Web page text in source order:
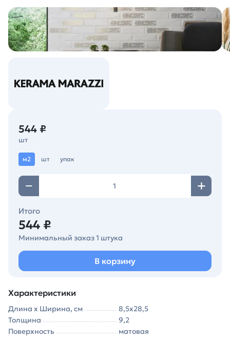
544 ₽
шт
м2 шт упак
Итого
544 ₽
Минимальный заказ 1 штука
В корзину
Характеристики
Длина х Ширина, см
8,5х28,5
Толщина
9,2
Поверхность
матовая